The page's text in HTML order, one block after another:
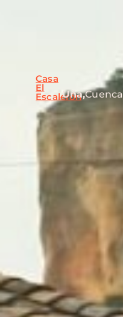
Casa
El
Escalerón
Uña,Cuenca